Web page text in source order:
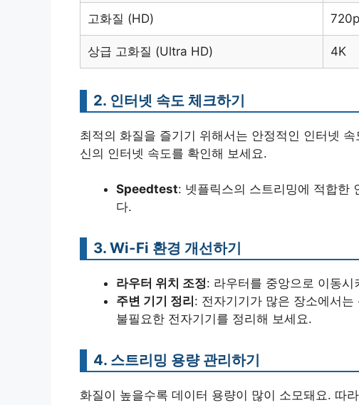
고화질 (HD) 720p
상급 고화질 (Ultra HD) 4K
2. 인터넷 속도 체크하기
최적의 화질을 즐기기 위해서는 안정적인 인터넷
신의 인터넷 속도를 확인해 보세요.
Speedtest: 넷플릭스의 스트리밍에 적합한
다.
3. Wi-Fi 환경 개선하기
라우터 위치 조정: 라우터를 중앙으로 이동
주변 기기 정리 : 전자기기가 많은 장소에서
불필요한 전자기기를 정리해 보세요.
4. 스트리밍 용량 관리하기
화질이 높을수록 데이터 용량이 많이 소모돼요. 따